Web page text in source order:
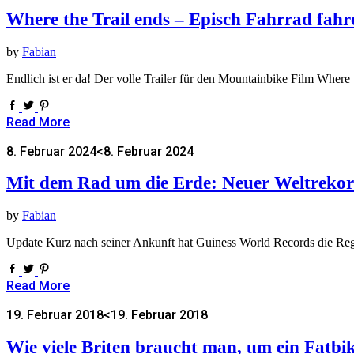
Where the Trail ends – Episch Fahrrad
by Fabian
Endlich ist er da! Der volle Trailer für den Mountainbike Film
Read More
8. Februar 2024<8. Februar 2024
Mit dem Rad um die Erde: Neuer
by Fabian
Update Kurz nach seiner Ankunft hat Guiness World Records die
Read More
19. Februar 2018<19. Februar 2018
Wie viele Briten braucht man, um ein